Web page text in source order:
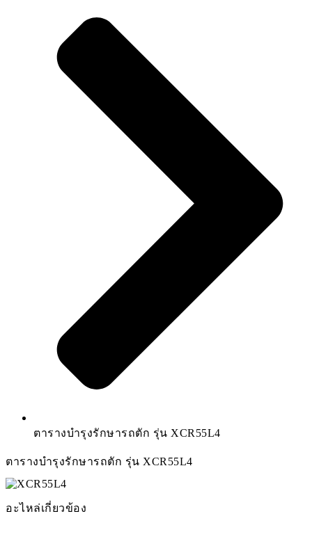
ตารางบำรุงรักษารถตัก รุ่น XCR55L4
ตารางบำรุงรักษารถตัก รุ่น XCR55L4
อะไหล่เกี่ยวข้อง